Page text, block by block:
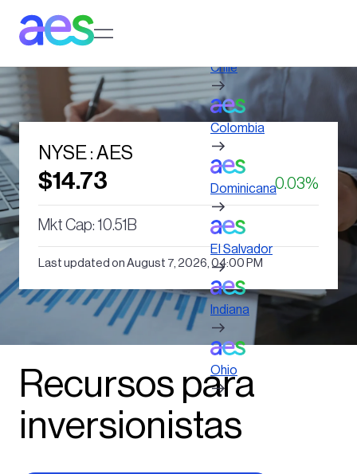
contenido
NYSE : AES
$14.73 0.03%
Mkt Cap: 10.51B
Last updated on August 7, 2026, 04:00 PM
Recursos para
inversionistas
Chile
Colombia
Dominicana
El Salvador
Indiana
Ohio